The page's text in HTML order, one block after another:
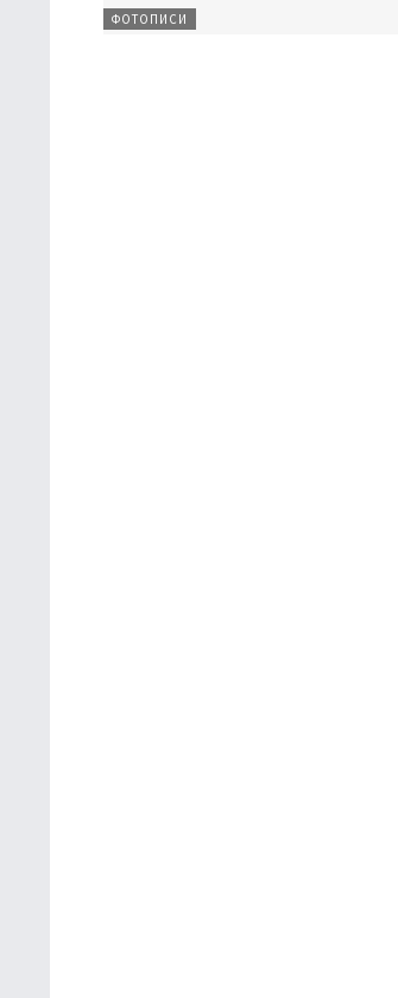
ФОТОПИСИ